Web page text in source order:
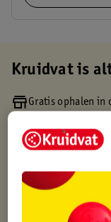
Kruidvat is
Gratis ophalen in
Gratis
Gratis
Gratis punten